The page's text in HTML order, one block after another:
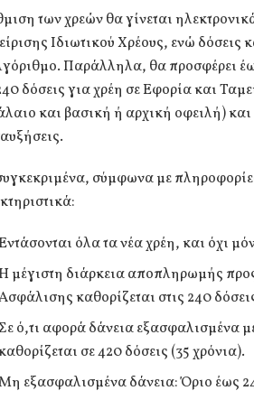
των χρεών θα γίνεται
Ιδιωτικού Χρέους, ενώ
Παράλληλα, θα προσφέρει
δόσεις για χρέη σε Εφορία και
και βασική ή αρχική οφειλή)
σύμφωνα με
όλα τα νέα χρέη, και όχι
μέγιστη διάρκεια αποπληρωμής
καθορίζεται στις 240
ό,τι αφορά δάνεια εξασφαλισμένα
σε 420 δόσεις (35 χρόνια).
εξασφαλισμένα δάνεια: Όριο έως